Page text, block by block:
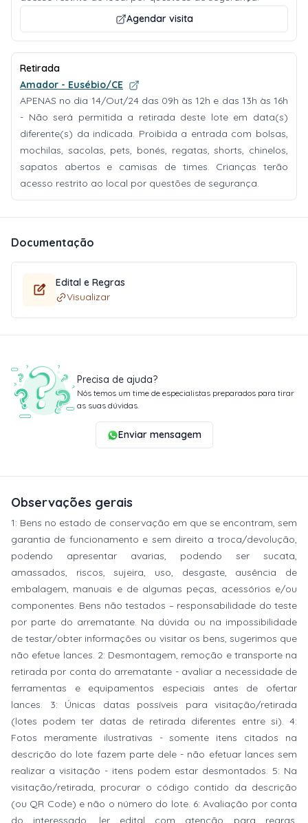
Agendar visita
Retirada
Amador - Eusébio/CE
APENAS no dia 14/Out/24 das 09h às 12h e das 13h às 16h
- Não será permitida a retirada deste lote em data(s)
diferente(s) da indicada. Proibida a entrada com bolsas,
mochilas, sacolas, pets, bonés, regatas, shorts, chinelos,
sapatos abertos e camisas de times. Crianças terão
acesso restrito ao local por questões de segurança.
Documentação
Edital e Regras
Visualizar
Precisa de ajuda?
Nós temos um time de especialistas preparados para tirar
as suas dúvidas.
Enviar mensagem
Observações gerais
1: Bens no estado de conservação em que se encontram, sem
garantia de funcionamento e sem direito a troca/devolução,
podendo apresentar avarias, podendo ser sucata,
amassados, riscos, sujeira, uso, desgaste, ausência de
embalagem, manuais e de algumas peças, acessórios e/ou
componentes. Bens não testados – responsabilidade do teste
por parte do arrematante. Na dúvida ou na impossibilidade
de testar/obter informações ou visitar os bens, sugerimos que
não efetue lances. 2: Desmontagem, remoção e transporte na
retirada por conta do arrematante - avaliar a necessidade de
ferramentas e equipamentos especiais antes de ofertar
lances. 3: Únicas datas possíveis para visitação/retirada
(lotes podem ter datas de retirada diferentes entre si). 4:
Fotos meramente ilustrativas - somente itens citados na
descrição do lote fazem parte dele - não efetuar lances sem
realizar a visitação - itens podem estar desmontados. 5: Na
visitação/retirada, procurar o código contido da descrição
(ou QR Code) e não o número do lote. 6: Avaliação por conta
do interessado, ler edital com atenção para regras,